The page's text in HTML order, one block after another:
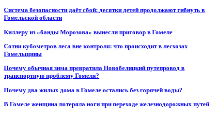
Система безопасности даёт сбой: десятки детей продолжают гибнуть в
Гомельской области
Киллеру из «банды Морозова» вынесли приговор в Гомеле
Сотни кубометров леса вне контроля: что происходит в лесхозах
Гомельщины
Почему обычная зима превратила Новобелицкий путепровод в
транспортную проблему Гомеля?
Почему два жилых дома в Гомеле остались без горячей воды?
В Гомеле женщина потеряла ноги при переходе железнодорожных путей